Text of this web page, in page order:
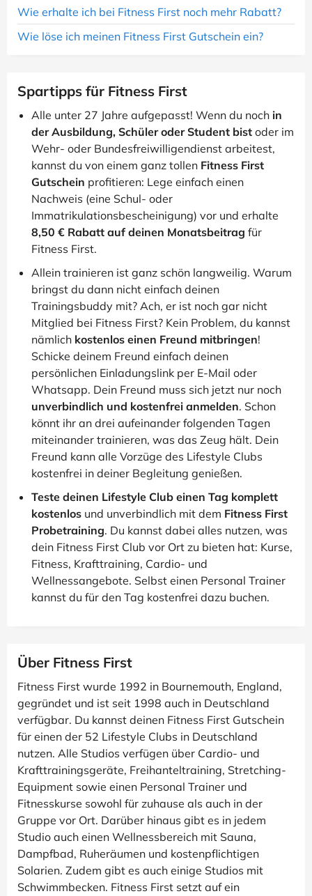
Wie erhalte ich bei Fitness First noch mehr Rabatt?
Wie löse ich meinen Fitness First Gutschein ein?
Spartipps für Fitness First
Alle unter 27 Jahre aufgepasst! Wenn du noch in
der Ausbildung, Schüler oder Student bist oder im
Wehr- oder Bundesfreiwilligendienst arbeitest,
kannst du von einem ganz tollen Fitness First
Gutschein profitieren: Lege einfach einen
Nachweis (eine Schul- oder
Immatrikulationsbescheinigung) vor und erhalte
8,50 € Rabatt auf deinen Monatsbeitrag für
Fitness First.
Allein trainieren ist ganz schön langweilig. Warum
bringst du dann nicht einfach deinen
Trainingsbuddy mit? Ach, er ist noch gar nicht
Mitglied bei Fitness First? Kein Problem, du kannst
nämlich kostenlos einen Freund mitbringen!
Schicke deinem Freund einfach deinen
persönlichen Einladungslink per E-Mail oder
Whatsapp. Dein Freund muss sich jetzt nur noch
unverbindlich und kostenfrei anmelden. Schon
könnt ihr an drei aufeinander folgenden Tagen
miteinander trainieren, was das Zeug hält. Dein
Freund kann alle Vorzüge des Lifestyle Clubs
kostenfrei in deiner Begleitung genießen.
Teste deinen Lifestyle Club einen Tag komplett
kostenlos und unverbindlich mit dem Fitness First
Probetraining. Du kannst dabei alles nutzen, was
dein Fitness First Club vor Ort zu bieten hat: Kurse,
Fitness, Krafttraining, Cardio- und
Wellnessangebote. Selbst einen Personal Trainer
kannst du für den Tag kostenfrei dazu buchen.
Über Fitness First
Fitness First wurde 1992 in Bournemouth, England,
gegründet und ist seit 1998 auch in Deutschland
verfügbar. Du kannst deinen Fitness First Gutschein
für einen der 52 Lifestyle Clubs in Deutschland
nutzen. Alle Studios verfügen über Cardio- und
Krafttrainingsgeräte, Freihanteltraining, Stretching-
Equipment sowie einen Personal Trainer und
Fitnesskurse sowohl für zuhause als auch in der
Gruppe vor Ort. Darüber hinaus gibt es in jedem
Studio auch einen Wellnessbereich mit Sauna,
Dampfbad, Ruheräumen und kostenpflichtigen
Solarien. Zudem gibt es auch einige Studios mit
Schwimmbecken. Fitness First setzt auf ein